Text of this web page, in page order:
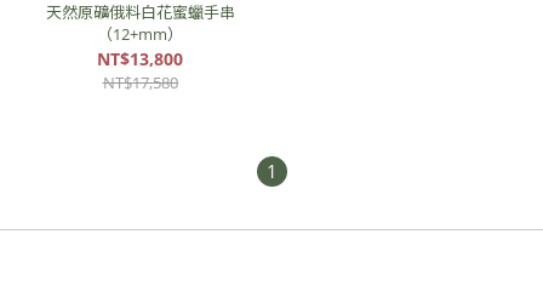
天然原礦俄料白花蜜蠟手串
（12+mm）
NT$13,800
NT$17,580
1